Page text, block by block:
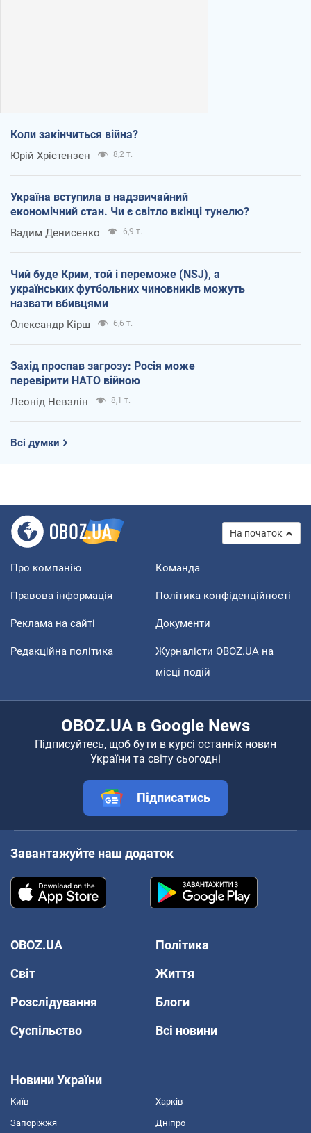
Коли закінчиться війна?
Юрій Хрістензен 8,2 т.
Україна вступила в надзвичайний
економічний стан. Чи є світло вкінці тунелю?
Вадим Денисенко 6,9 т.
Чий буде Крим, той і переможе (NSJ), а
українських футбольних чиновників можуть
назвати вбивцями
Олександр Кірш 6,6 т.
Захід проспав загрозу: Росія може
перевірити НАТО війною
Леонід Невзлін 8,1 т.
Всі думки
На початок
Про компанію Команда
Правова інформація Політика конфіденційності
Реклама на сайті Документи
Редакційна політика
Журналісти OBOZ.UA на
місці подій
OBOZ.UA в Google News
Підписуйтесь, щоб бути в курсі останніх новин
України та світу сьогодні
Підписатись
Завантажуйте наш додаток
OBOZ.UA
Політика
Світ
Життя
Розслідування
Блоги
Суспільство
Всі новини
Новини України
Київ Харків
Запоріжжя Дніпро